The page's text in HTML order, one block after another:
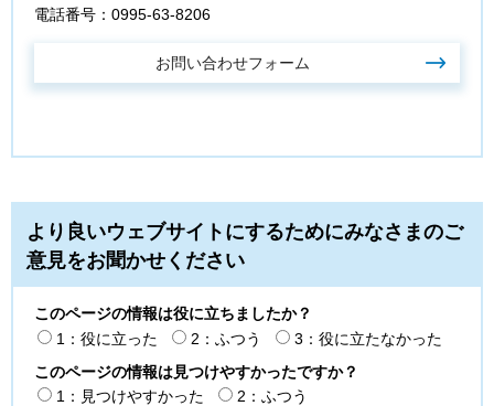
電話番号：0995-63-8206
より良いウェブサイトにするためにみなさまのご
意見をお聞かせください
このページの情報は役に立ちましたか？
1：役に立った
2：ふつう
3：役に立たなかった
このページの情報は見つけやすかったですか？
1：見つけやすかった
2：ふつう